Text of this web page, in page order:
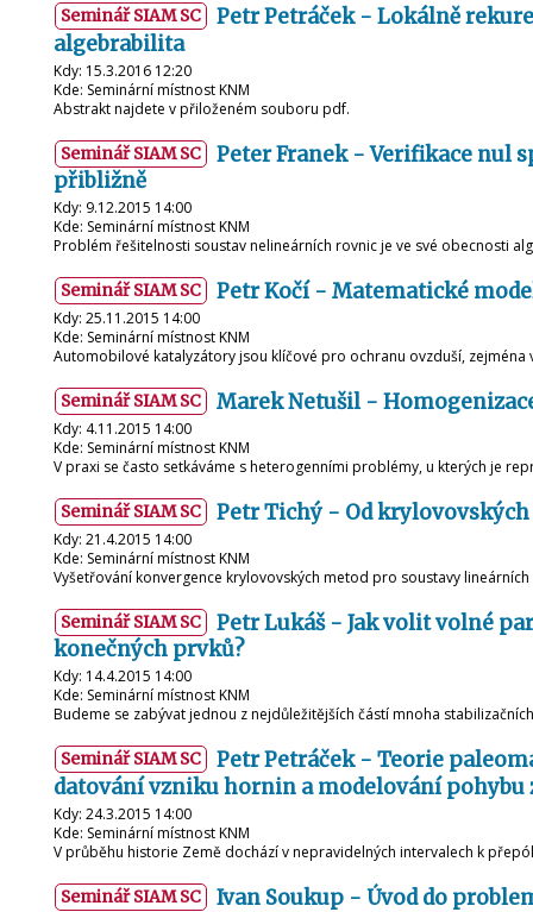
Seminář SIAM SC
Petr Petráček - Lokálně
algebrabilita
Kdy: 15.3.2016 12:20
Kde: Seminární místnost KNM
Abstrakt najdete v přiloženém souboru pdf.
Seminář SIAM SC
Peter Franek - Verifikace nul
přibližně
Kdy: 9.12.2015 14:00
Kde: Seminární místnost KNM
Problém řešitelnosti soustav nelineárních rovnic je ve své obecnosti
Seminář SIAM SC Petr Kočí - Matematické
Kdy: 25.11.2015 14:00
Kde: Seminární místnost KNM
Automobilové katalyzátory jsou klíčové pro ochranu ovzduší, zejména
Seminář SIAM SC Marek Netušil -
Kdy: 4.11.2015 14:00
Kde: Seminární místnost KNM
V praxi se často setkáváme s heterogenními problémy, u kterých je
Seminář SIAM SC Petr Tichý - Od
Kdy: 21.4.2015 14:00
Kde: Seminární místnost KNM
Vyšetřování konvergence krylovovských metod pro soustavy
Seminář SIAM SC
Petr Lukáš - Jak volit volné
konečných prvků?
Kdy: 14.4.2015 14:00
Kde: Seminární místnost KNM
Budeme se zabývat jednou z nejdůležitějších částí mnoha
Seminář SIAM SC
Petr Petráček - Teorie
datování vzniku hornin a modelování pohybu
Kdy: 24.3.2015 14:00
Kde: Seminární místnost KNM
V průběhu historie Země dochází v nepravidelných intervalech k
Seminář SIAM SC Ivan Soukup - Úvod do